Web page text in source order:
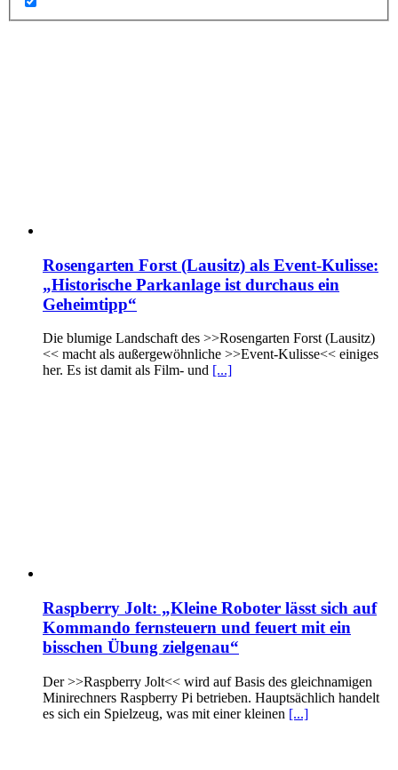
Rosengarten Forst (Lausitz) als Event-Kulisse:
„Historische Parkanlage ist durchaus ein
Geheimtipp“
Die blumige Landschaft des >>Rosengarten Forst (Lausitz)
<< macht als außergewöhnliche >>Event-Kulisse<< einiges
her. Es ist damit als Film- und [...]
Raspberry Jolt: „Kleine Roboter lässt sich auf
Kommando fernsteuern und feuert mit ein
bisschen Übung zielgenau“
Der >>Raspberry Jolt<< wird auf Basis des gleichnamigen
Minirechners Raspberry Pi betrieben. Hauptsächlich handelt
es sich ein Spielzeug, was mit einer kleinen [...]